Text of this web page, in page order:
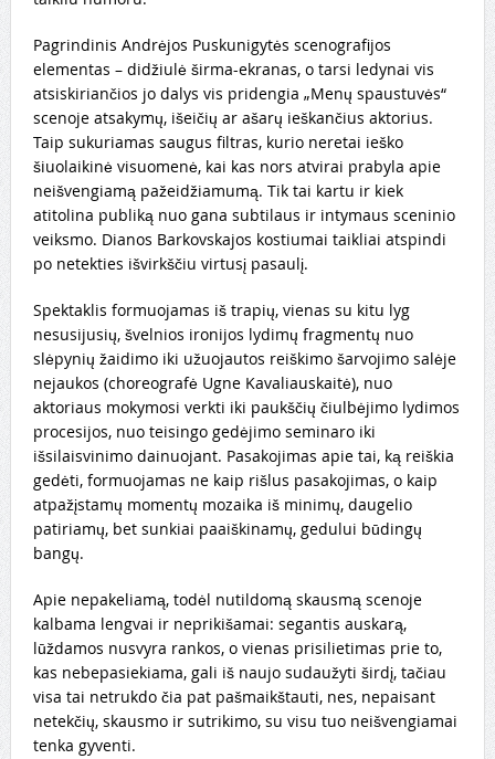
Pagrindinis Andrėjos Puskunigytės scenografijos
elementas – didžiulė širma-ekranas, o tarsi ledynai vis
atsiskiriančios jo dalys vis pridengia „Menų spaustuvės“
scenoje atsakymų, išeičių ar ašarų ieškančius aktorius.
Taip sukuriamas saugus filtras, kurio neretai ieško
šiuolaikinė visuomenė, kai kas nors atvirai prabyla apie
neišvengiamą pažeidžiamumą. Tik tai kartu ir kiek
atitolina publiką nuo gana subtilaus ir intymaus sceninio
veiksmo. Dianos Barkovskajos kostiumai taikliai atspindi
po netekties išvirkščiu virtusį pasaulį.
Spektaklis formuojamas iš trapių, vienas su kitu lyg
nesusijusių, švelnios ironijos lydimų fragmentų nuo
slėpynių žaidimo iki užuojautos reiškimo šarvojimo salėje
nejaukos (choreografė Ugne Kavaliauskaitė), nuo
aktoriaus mokymosi verkti iki paukščių čiulbėjimo lydimos
procesijos, nuo teisingo gedėjimo seminaro iki
išsilaisvinimo dainuojant. Pasakojimas apie tai, ką reiškia
gedėti, formuojamas ne kaip rišlus pasakojimas, o kaip
atpažįstamų momentų mozaika iš minimų, daugelio
patiriamų, bet sunkiai paaiškinamų, gedului būdingų
bangų.
Apie nepakeliamą, todėl nutildomą skausmą scenoje
kalbama lengvai ir neprikišamai: segantis auskarą,
lūždamos nusvyra rankos, o vienas prisilietimas prie to,
kas nebepasiekiama, gali iš naujo sudaužyti širdį, tačiau
visa tai netrukdo čia pat pašmaikštauti, nes, nepaisant
netekčių, skausmo ir sutrikimo, su visu tuo neišvengiamai
tenka gyventi.